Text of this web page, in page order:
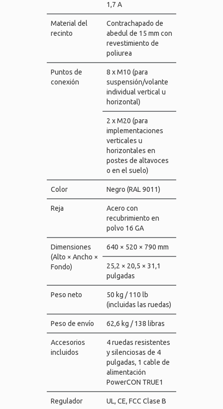
1,7 A
Material del
recinto
Contrachapado de
abedul de 15 mm con
revestimiento de
poliurea
Puntos de
conexión
8 x M10 (para
suspensión/volante
individual vertical u
horizontal)
2 x M20 (para
implementaciones
verticales u
horizontales en
postes de altavoces
o en el suelo)
Color Negro (RAL 9011)
Reja
Acero con
recubrimiento en
polvo 16 GA
Dimensiones
(Alto × Ancho ×
Fondo)
640 × 520 × 790 mm
25,2 × 20,5 × 31,1
pulgadas
Peso neto
50 kg / 110 lb
(incluidas las ruedas)
Peso de envío 62,6 kg / 138 libras
Accesorios
incluidos
4 ruedas resistentes
y silenciosas de 4
pulgadas, 1 cable de
alimentación
PowerCON TRUE1
Regulador UL, CE, FCC Clase B